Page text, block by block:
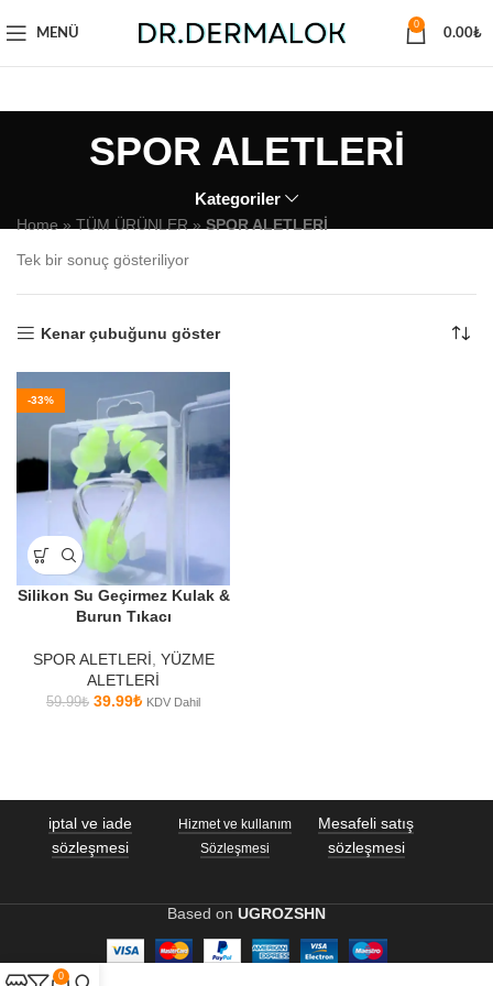
MENÜ
0
0.00₺
SPOR ALETLERİ
Kategoriler
Home » TÜM ÜRÜNLER » SPOR ALETLERİ
Tek bir sonuç gösteriliyor
Kenar çubuğunu göster
-33%
Silikon Su Geçirmez Kulak &
Burun Tıkacı
SPOR ALETLERİ YÜZME
ALETLERİ
59.99₺ 39.99₺ KDV Dahil
iptal ve iade
sözleşmesi
Hizmet ve kullanım
Sözleşmesi
Mesafeli satış
sözleşmesi
Based on UGROZSHN
0